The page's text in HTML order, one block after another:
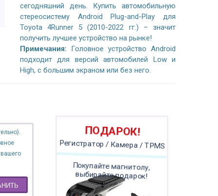
сегодняшний день. Купить автомобильную
стереосистему Android Plug-and-Play для
Toyota 4Runner 5 (2010-2022 гг.) – значит
получить лучшее устройство на рынке!
Примечания: Головное устройство Android
подходит для версий автомобилей Low и
High, с большим экраном или без него.
ПОДАРОК!
Регистратор / Камера / TPMS
Покупайте магнитолу,
выбирайте подарок!